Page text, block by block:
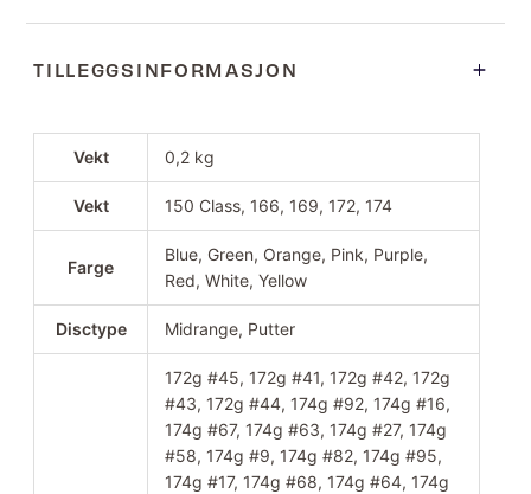
TILLEGGSINFORMASJON
Vekt 0,2 kg
Vekt 150 Class, 166, 169, 172, 174
Farge
Blue, Green, Orange, Pink, Purple,
Red, White, Yellow
Disctype Midrange, Putter
172g #45, 172g #41, 172g #42, 172g
#43, 172g #44, 174g #92, 174g #16,
174g #67, 174g #63, 174g #27, 174g
#58, 174g #9, 174g #82, 174g #95,
174g #17, 174g #68, 174g #64, 174g